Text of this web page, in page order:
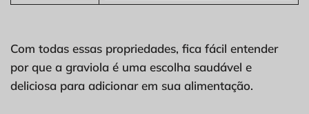
Com todas essas propriedades, fica fácil entender
por que a graviola é uma escolha saudável e
deliciosa para adicionar em sua alimentação.